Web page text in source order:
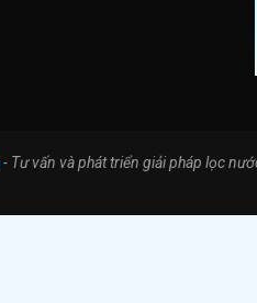
- Tư vấn và phát triển giải pháp lọc